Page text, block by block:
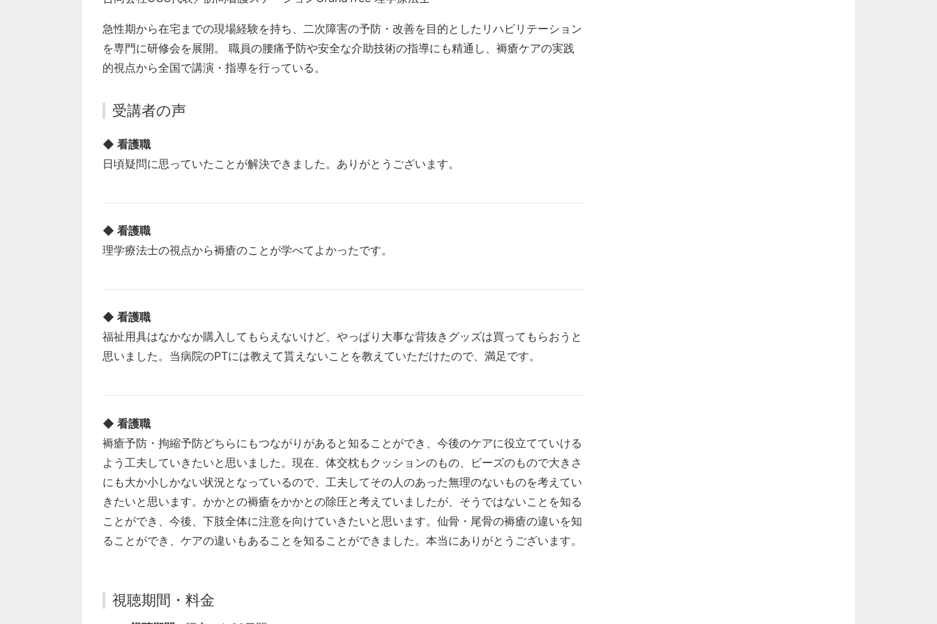
急性期から在宅までの現場経験を持ち、二次障害の予防・改善を目的としたリハビリテーション
を専門に研修会を展開。 職員の腰痛予防や安全な介助技術の指導にも精通し、褥瘡ケアの実践
的視点から全国で講演・指導を行っている。
受講者の声
◆ 看護職
日頃疑問に思っていたことが解決できました。ありがとうございます。
◆ 看護職
理学療法士の視点から褥瘡のことが学べてよかったです。
◆ 看護職
福祉用具はなかなか購入してもらえないけど、やっぱり大事な背抜きグッズは買ってもらおうと
思いました。当病院のPTには教えて貰えないことを教えていただけたので、満足です。
◆ 看護職
褥瘡予防・拘縮予防どちらにもつながりがあると知ることができ、今後のケアに役立てていける
よう工夫していきたいと思いました。現在、体交枕もクッションのもの、ビーズのもので大きさ
にも大か小しかない状況となっているので、工夫してその人のあった無理のないものを考えてい
きたいと思います。かかとの褥瘡をかかとの除圧と考えていましたが、そうではないことを知る
ことができ、今後、下肢全体に注意を向けていきたいと思います。仙骨・尾骨の褥瘡の違いを知
ることができ、ケアの違いもあることを知ることができました。本当にありがとうございます。
視聴期間・料金